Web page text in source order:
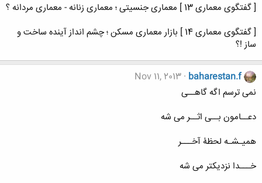
[ گفتگوی معماری 13 ] معماری جنسیتی ؛ معماری زنانه - معماری مردانه ؟
[ گفتگوی معماری 14 ] بازار معماری مسکن ؛ چشم انداز آینده ساخت و
ساز !؟
baharestan.f
Nov 11, 2013
نمی ترسم اگه گاهــی
دعــامون بــی اثــر می شه
همیـشـه لحظۀ آخـــر
خـــدا نزدیکتر می شه